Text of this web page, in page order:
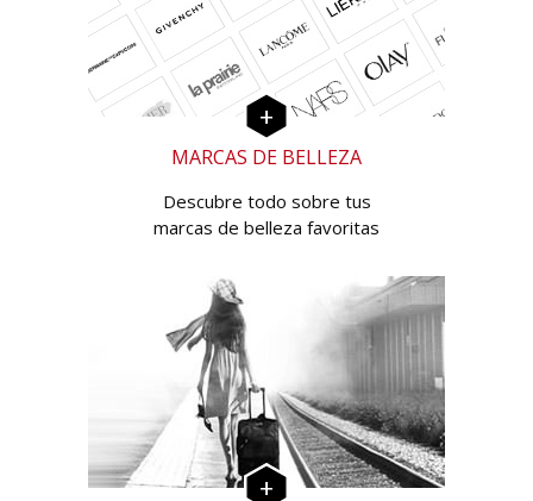
MARCAS DE BELLEZA
Descubre todo sobre tus
marcas de belleza favoritas